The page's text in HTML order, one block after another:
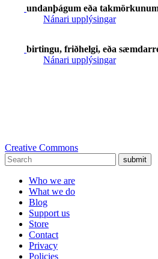
undanþágum eða
Nánari upplýsingar
birtingu, friðhelgi, eða
Nánari upplýsingar
Creative Commons
submit
Who we are
What we do
Blog
Support us
Store
Contact
Privacy
Policies